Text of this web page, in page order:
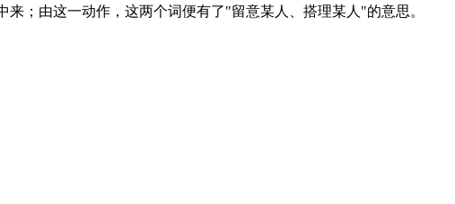
；由这一动作，这两个词便有了"留意某人、搭理某人"的意思。